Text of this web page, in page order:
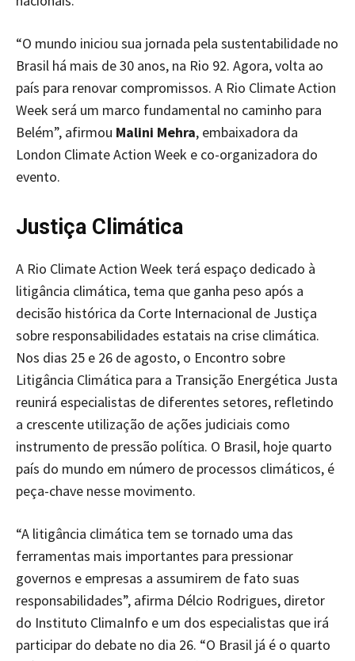
“O mundo iniciou sua jornada pela sustentabilidade no
Brasil há mais de 30 anos, na Rio 92. Agora, volta ao
país para renovar compromissos. A Rio Climate Action
Week será um marco fundamental no caminho para
Belém”, afirmou Malini Mehra, embaixadora da
London Climate Action Week e co-organizadora do
evento.
Justiça Climática
A Rio Climate Action Week terá espaço dedicado à
litigância climática, tema que ganha peso após a
decisão histórica da Corte Internacional de Justiça
sobre responsabilidades estatais na crise climática.
Nos dias 25 e 26 de agosto, o Encontro sobre
Litigância Climática para a Transição Energética Justa
reunirá especialistas de diferentes setores, refletindo
a crescente utilização de ações judiciais como
instrumento de pressão política. O Brasil, hoje quarto
país do mundo em número de processos climáticos, é
peça-chave nesse movimento.
“A litigância climática tem se tornado uma das
ferramentas mais importantes para pressionar
governos e empresas a assumirem de fato suas
responsabilidades”, afirma Délcio Rodrigues, diretor
do Instituto ClimaInfo e um dos especialistas que irá
participar do debate no dia 26. “O Brasil já é o quarto